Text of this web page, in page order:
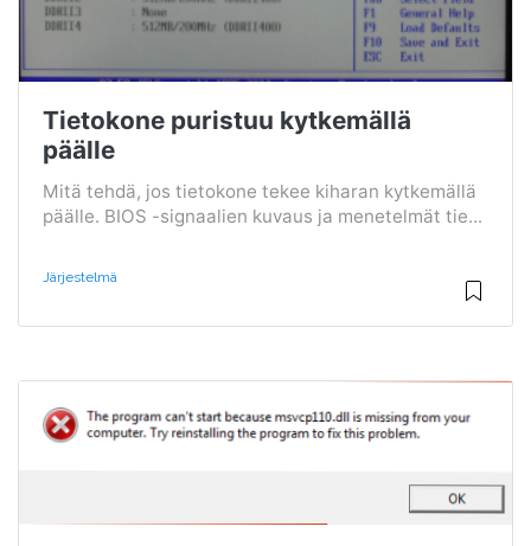
Tietokone puristuu kytkemällä
päälle
Mitä tehdä, jos tietokone tekee kiharan kytkemällä
päälle. BIOS -signaalien kuvaus ja menetelmät tie...
Järjestelmä